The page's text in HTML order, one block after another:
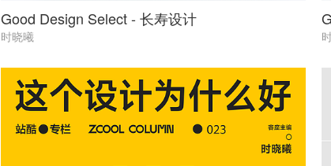
Good Design Select - 长寿设计
时晓曦